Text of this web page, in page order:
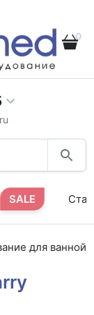
0
SALE
для ванной